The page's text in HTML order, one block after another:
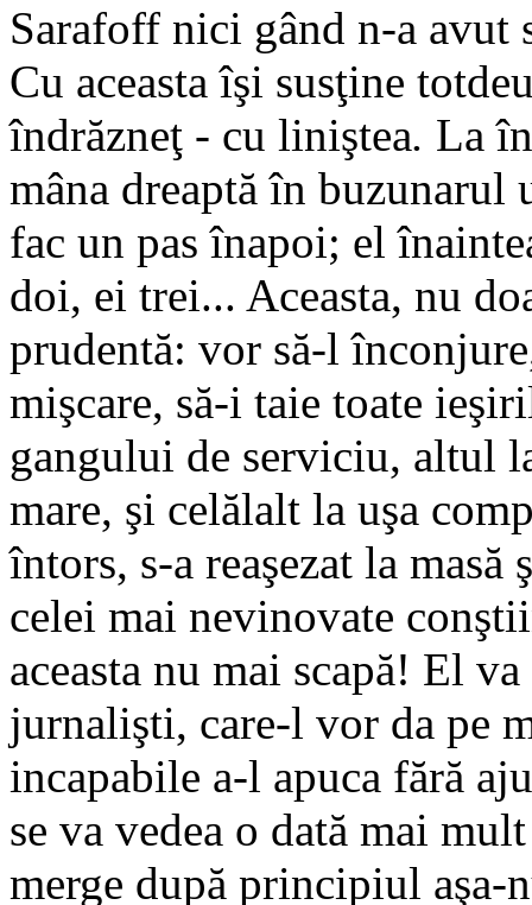
Sarafoff nici gând n-a avut
Cu aceasta îşi susţine
îndrăzneţ - cu liniştea. La
mâna dreaptă în
fac un pas înapoi; el
doi, ei trei... Aceasta, nu
prudentă: vor să-l
mişcare, să-i taie toate
gangului de serviciu, altul
mare, şi celălalt la uşa
întors, s-a reaşezat la
celei mai nevinovate
aceasta nu mai scapă! El
jurnalişti, care-l vor da pe
incapabile a-l apuca fără
se va vedea o dată mai
merge după principiul